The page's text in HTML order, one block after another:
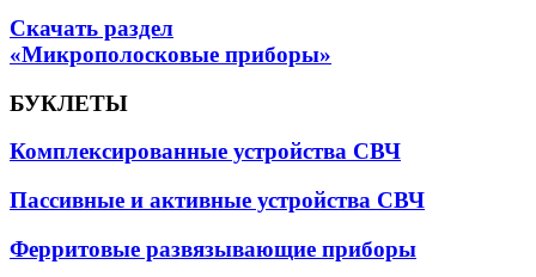
Скачать раздел
«Микрополосковые приборы»
БУКЛЕТЫ
Комплексированные устройства СВЧ
Пассивные и активные устройства СВЧ
Ферритовые развязывающие приборы